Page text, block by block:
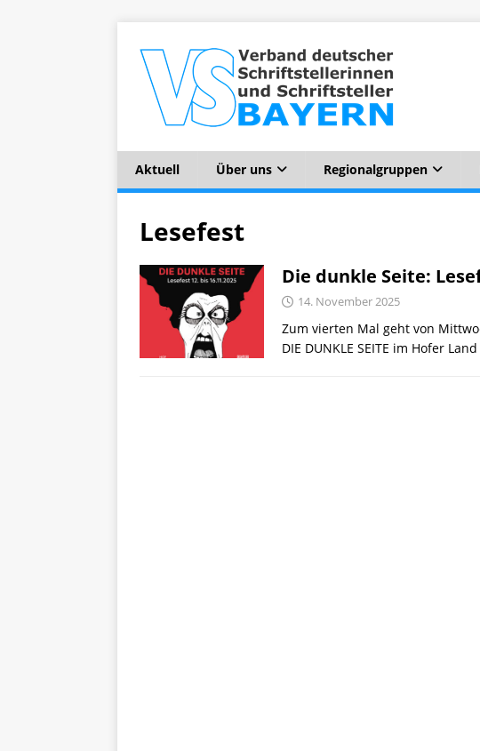
Aktuell Über uns Regionalgruppen
Lesefest
Die dunkle Seite:
14. November 2025
Zum vierten Mal geht von
DIE DUNKLE SEITE im Hofer